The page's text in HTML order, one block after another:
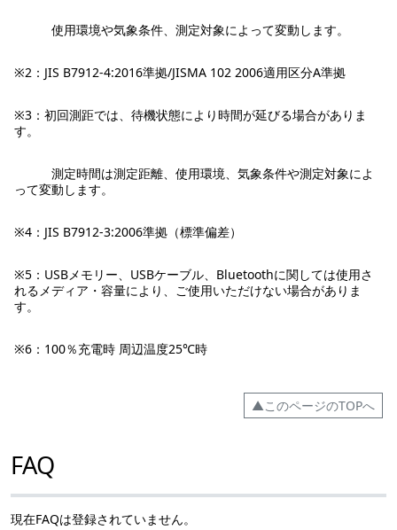
使用環境や気象条件、測定対象によって変動します。
※2：JIS B7912-4:2016準拠/JISMA 102 2006適用区分A準拠
※3：初回測距では、待機状態により時間が延びる場合がありま
す。
測定時間は測定距離、使用環境、気象条件や測定対象によ
って変動します。
※4：JIS B7912-3:2006準拠（標準偏差）
※5：USBメモリー、USBケーブル、Bluetoothに関しては使用さ
れるメディア・容量により、ご使用いただけない場合がありま
す。
※6：100％充電時 周辺温度25℃時
▲このページのTOPへ
FAQ
現在FAQは登録されていません。